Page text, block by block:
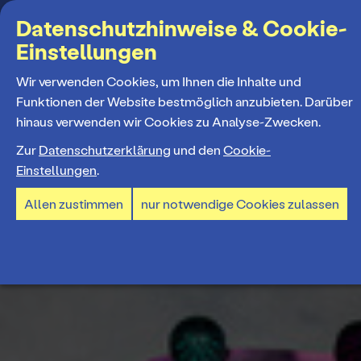
Suchbegriff
MENÜ
Programm
Spielplan
Spielzeiteröffnung
Tickets und Abos
Ticketpreise & Saalplan
Mitmachen
Datenschutzhinweise & Cookie-
Einstellungen
Wir verwenden Cookies, um Ihnen die Inhalte und
Funktionen der Website bestmöglich anzubieten. Darüber
hinaus verwenden wir Cookies zu Analyse-Zwecken.
Zur Datenschutzerklärung und den Cookie-
Einstellungen.
Allen zustimmen nur notwendige Cookies zulassen